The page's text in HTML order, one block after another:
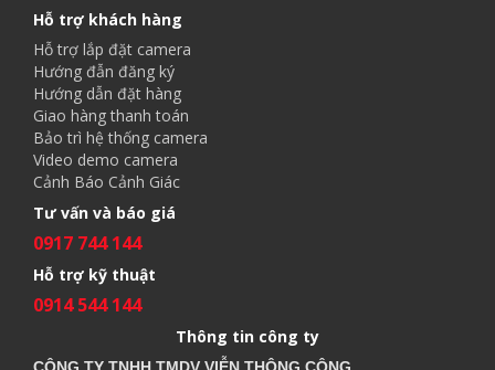
Hỗ trợ khách hàng
Hỗ trợ lắp đặt camera
Hướng đẫn đăng ký
Hướng dẫn đặt hàng
Giao hàng thanh toán
Bảo trì hệ thống camera
Video demo camera
Cảnh Báo Cảnh Giác
Tư vấn và báo giá
0917 744 144
Hỗ trợ kỹ thuật
0914 544 144
Thông tin công ty